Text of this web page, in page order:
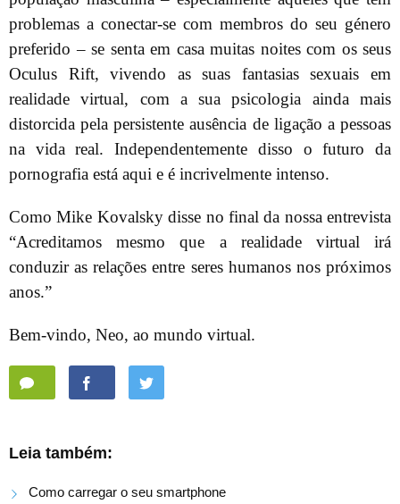
problemas a conectar-se com membros do seu género
preferido – se senta em casa muitas noites com os seus
Oculus Rift, vivendo as suas fantasias sexuais em
realidade virtual, com a sua psicologia ainda mais
distorcida pela persistente ausência de ligação a pessoas
na vida real. Independentemente disso o futuro da
pornografia está aqui e é incrivelmente intenso.
Como Mike Kovalsky disse no final da nossa entrevista
“Acreditamos mesmo que a realidade virtual irá
conduzir as relações entre seres humanos nos próximos
anos.”
Bem-vindo, Neo, ao mundo virtual.
Leia também:
Como carregar o seu smartphone